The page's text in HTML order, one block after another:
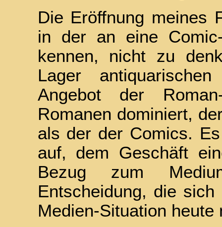
Die Eröffnung meines
in der an eine
kennen, nicht zu
Lager
Angebot der
Romanen dominiert,
als der der Comics.
auf, dem Geschäft
Bezug zum
Entscheidung, die
Medien-Situation